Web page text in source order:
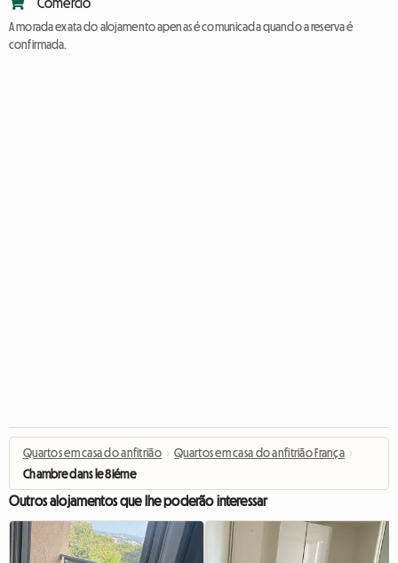
A morada exata do alojamento apenas é comunicada quando a reserva é
confirmada.
Quartos em casa do anfitrião › Quartos em casa do anfitrião França ›
Chambre dans le 8iéme
Outros alojamentos que lhe poderão interessar